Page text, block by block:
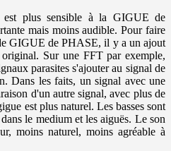
plus sensible à la GIGUE de
mais moins audible. Pour faire
GIGUE de PHASE, il y a un ajout
Sur une FFT par exemple,
parasites s'ajouter au signal de
Dans les faits, un signal avec une
d'un autre signal, avec plus de
est plus naturel. Les basses sont
le medium et les aiguës. Le son
moins naturel, moins agréable à